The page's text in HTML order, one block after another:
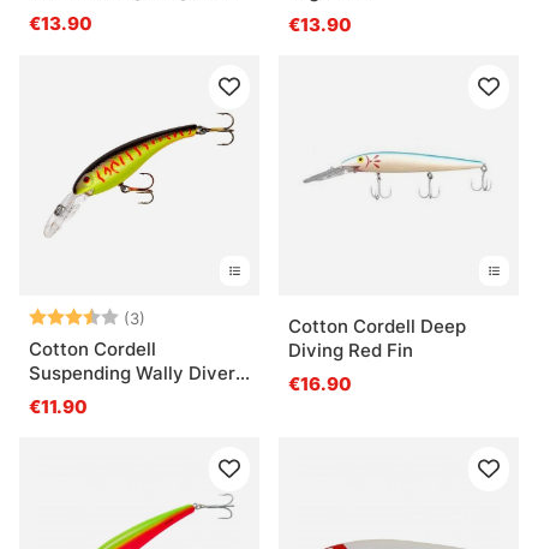
€13.90
€13.90
Arvio: (3)
3.3 5:sta tähdestä
Cotton Cordell
Suspending Wally Diver
8cm 14g
€11.90
Cotton Cordell Deep
Diving Red Fin
€16.90